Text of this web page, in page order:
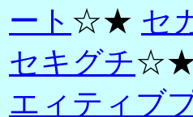
ート ☆★ セ
セキグチ
エィティブ